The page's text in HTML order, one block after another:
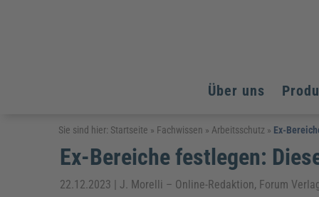
Über uns
Arbeitsschutz
Fachpublikationen & Arbeitshilfen
Arbeitssicherheit & Gesundheitsschutz
Weiterbildungen (AKADEMIE HERKERT)
Assistenz & Office-Management
Baurecht & Architektenrecht
Arbeitsschutz
Bildung und Erziehung
Energie und Umwelt
Arbeitsschutz
Bildung und Erziehung
Energie und Umwelt
Sie sind hier: Startseite » Fachwissen »Arbeitsschutz » Ex-
Ex-Bereiche festlegen:
22.12.2023 | J. Morelli – Online-Redaktion, Forum